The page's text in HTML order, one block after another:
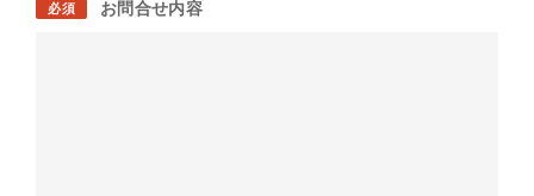
必須 お問合せ内容